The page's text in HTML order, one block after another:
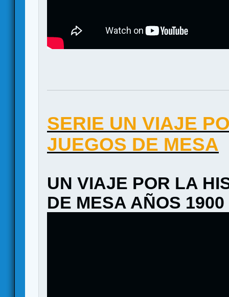
SERIE UN VIAJE
JUEGOS DE MESA
UN VIAJE POR LA
DE MESA AÑOS 1900